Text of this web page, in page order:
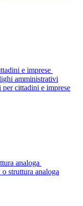
e imprese
amministrativi
cittadini e imprese
analoga
struttura analoga